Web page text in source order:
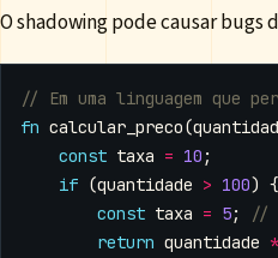
O shadowing pode causar bugs
fn calcular_preco(
const taxa = 10 ;
if (quantidade > 100) {
const taxa = 5;
return quantidade *